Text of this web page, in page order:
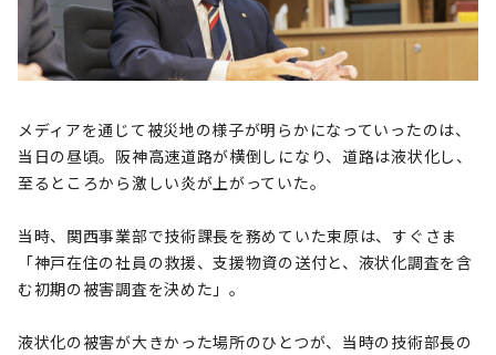
メディアを通じて被災地の様子が明らかになっていったのは、
当日の昼頃。阪神高速道路が横倒しになり、道路は液状化し、
至るところから激しい炎が上がっていた。
当時、関西事業部で技術課長を務めていた束原は、すぐさま
「神戸在住の社員の救援、支援物資の送付と、液状化調査を含
む初期の被害調査を決めた」。
液状化の被害が大きかった場所のひとつが、当時の技術部長の